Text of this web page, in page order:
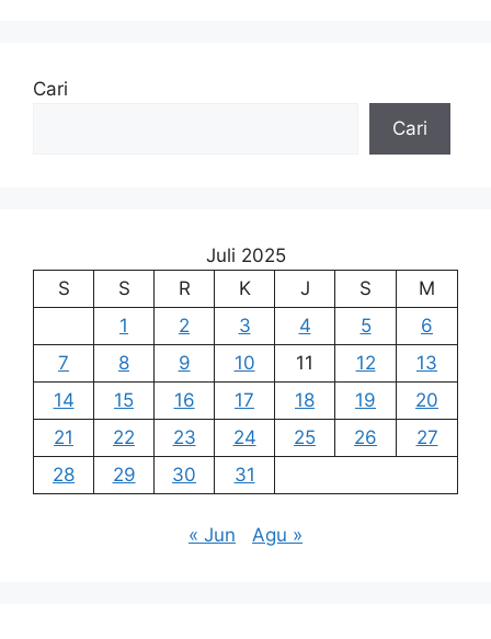
Cari
Cari
Juli 2025
S
S R K J S
M
1
2 3 4 5
6
7
8 9 10 11 12
13
14
15 16 17 18 19
20
21
22 23 24 25 26
27
28
29 30 31
« Jun Agu »